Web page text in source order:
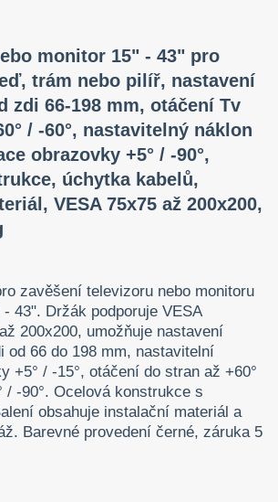
monitor 15" - 43" pro
trám nebo pilíř, nastavení
zdi 66-198 mm, otáčení Tv
/ -60°, nastavitelný náklon
obrazovky +5° / -90°,
úchytka kabelů,
VESA 75x75 až 200x200,
zavěšení televizoru nebo monitoru
43". Držák podporuje VESA
200x200, umožňuje nastavení
od 66 do 198 mm, nastavitelní
+5° / -15°, otáčení do stran až +60°
/ -90°. Ocelová konstrukce s
obsahuje instalační materiál a
Barevné provedení černé, záruka 5